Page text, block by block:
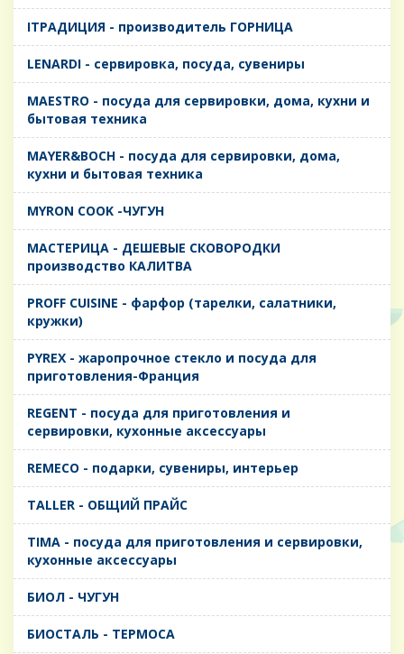
IТРАДИЦИЯ - производитель ГОРНИЦА
LENARDI - сервировка, посуда, сувениры
MAESTRO - посуда для сервировки, дома, кухни и
бытовая техника
MAYER&BOCH - посуда для сервировки, дома,
кухни и бытовая техника
MYRON COOK -ЧУГУН
MАСТЕРИЦА - ДЕШЕВЫЕ СКОВОРОДКИ
производство КАЛИТВА
PROFF CUISINE - фарфор (тарелки, салатники,
кружки)
PYREX - жаропрочное стекло и посуда для
приготовления-Франция
REGENT - посуда для приготовления и
сервировки, кухонные аксессуары
REMECO - подарки, сувениры, интерьер
TALLER - ОБЩИЙ ПРАЙС
TIMA - посуда для приготовления и сервировки,
кухонные аксессуары
БИОЛ - ЧУГУН
БИОСТАЛЬ - ТЕРМОСА